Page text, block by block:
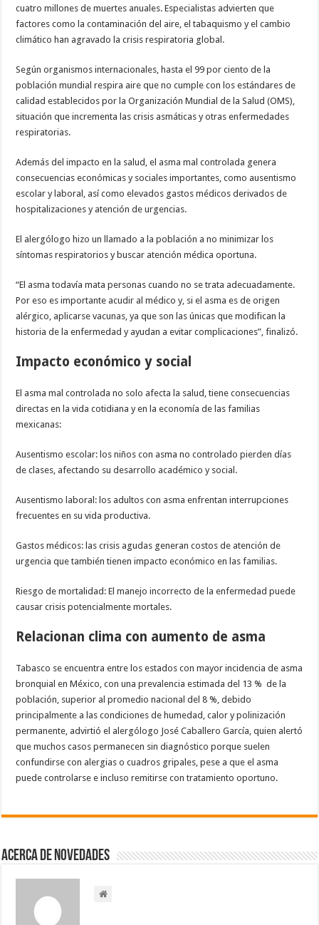
cuatro millones de muertes anuales. Especialistas advierten que
factores como la contaminación del aire, el tabaquismo y el cambio
climático han agravado la crisis respiratoria global.
Según organismos internacionales, hasta el 99 por ciento de la
población mundial respira aire que no cumple con los estándares de
calidad establecidos por la Organización Mundial de la Salud (OMS),
situación que incrementa las crisis asmáticas y otras enfermedades
respiratorias.
Además del impacto en la salud, el asma mal controlada genera
consecuencias económicas y sociales importantes, como ausentismo
escolar y laboral, así como elevados gastos médicos derivados de
hospitalizaciones y atención de urgencias.
El alergólogo hizo un llamado a la población a no minimizar los
síntomas respiratorios y buscar atención médica oportuna.
“El asma todavía mata personas cuando no se trata adecuadamente.
Por eso es importante acudir al médico y, si el asma es de origen
alérgico, aplicarse vacunas, ya que son las únicas que modifican la
historia de la enfermedad y ayudan a evitar complicaciones”, finalizó.
Impacto económico y social
El asma mal controlada no solo afecta la salud, tiene consecuencias
directas en la vida cotidiana y en la economía de las familias
mexicanas:
Ausentismo escolar: los niños con asma no controlado pierden días
de clases, afectando su desarrollo académico y social.
Ausentismo laboral: los adultos con asma enfrentan interrupciones
frecuentes en su vida productiva.
Gastos médicos: las crisis agudas generan costos de atención de
urgencia que también tienen impacto económico en las familias.
Riesgo de mortalidad: El manejo incorrecto de la enfermedad puede
causar crisis potencialmente mortales.
Relacionan clima con aumento de asma
Tabasco se encuentra entre los estados con mayor incidencia de asma
bronquial en México, con una prevalencia estimada del 13 % de la
población, superior al promedio nacional del 8 %, debido
principalmente a las condiciones de humedad, calor y polinización
permanente, advirtió el alergólogo José Caballero García, quien alertó
que muchos casos permanecen sin diagnóstico porque suelen
confundirse con alergias o cuadros gripales, pese a que el asma
puede controlarse e incluso remitirse con tratamiento oportuno.
Acerca de NOVEDADES